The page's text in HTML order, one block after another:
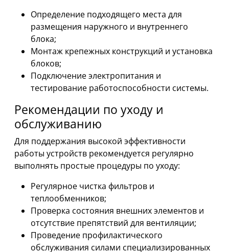
Определение подходящего места для
размещения наружного и внутреннего
блока;
Монтаж крепежных конструкций и установка
блоков;
Подключение электропитания и
тестирование работоспособности системы.
Рекомендации по уходу и
обслуживанию
Для поддержания высокой эффективности
работы устройств рекомендуется регулярно
выполнять простые процедуры по уходу:
Регулярное чистка фильтров и
теплообменников;
Проверка состояния внешних элементов и
отсутствие препятствий для вентиляции;
Проведение профилактического
обслуживания силами специализированных